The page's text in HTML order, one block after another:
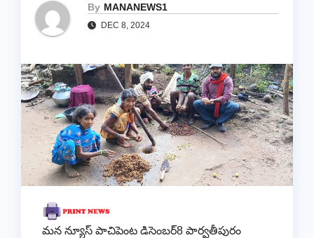
By MANANEWS1
DEC 8, 2024
మన న్యూస్ పాచిపెంట డిసెంబర్8 పార్వతీపురం